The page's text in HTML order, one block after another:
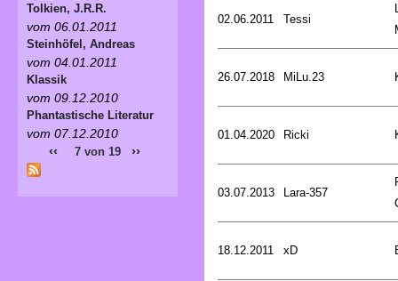
02.06.2011 Tessi
26.07.2018 MiLu.23
01.04.2020 Ricki
03.07.2013 Lara-357
18.12.2011 xD
Tolkien, J.R.R.
vom 06.01.2011
Steinhöfel, Andreas
vom 04.01.2011
Klassik
vom 09.12.2010
Phantastische Literatur
vom 07.12.2010
‹‹ 7 von 19 ››